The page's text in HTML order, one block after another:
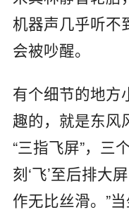
机器声几乎听不
会被吵醒。​
有个细节的地方
趣的，就是东风
“三指飞屏”，三
刻‘飞’至后排大
作无比丝滑。 ”